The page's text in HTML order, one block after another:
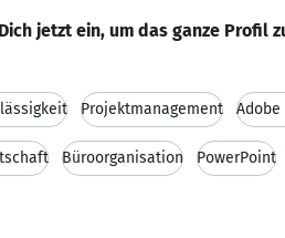
jetzt ein, um das ganze Profil
Projektmanagement
Büroorganisation PowerPoint